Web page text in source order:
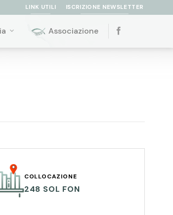
LINK UTILI ISCRIZIONE NEWSLETTER
Associazione
COLLOCAZIONE
248 SOL FON